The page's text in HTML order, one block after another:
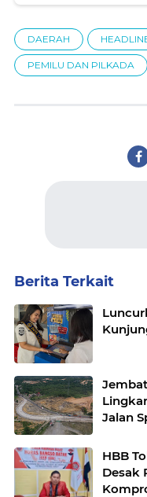
DAERAH
PEMILU DAN PILKADA
Berita Terkait
Jalan
HBB
Desak